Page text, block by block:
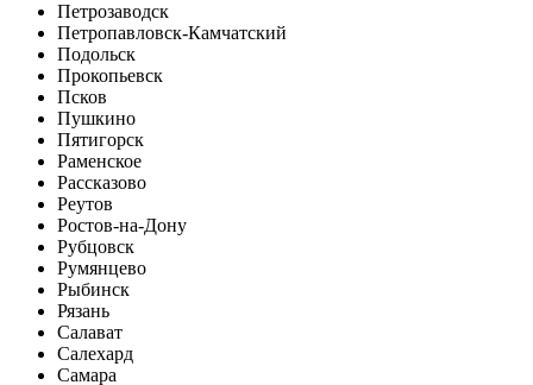
Петрозаводск
Петропавловск-Камчатский
Подольск
Прокопьевск
Псков
Пушкино
Пятигорск
Раменское
Рассказово
Реутов
Ростов-на-Дону
Рубцовск
Румянцево
Рыбинск
Рязань
Салават
Салехард
Самара